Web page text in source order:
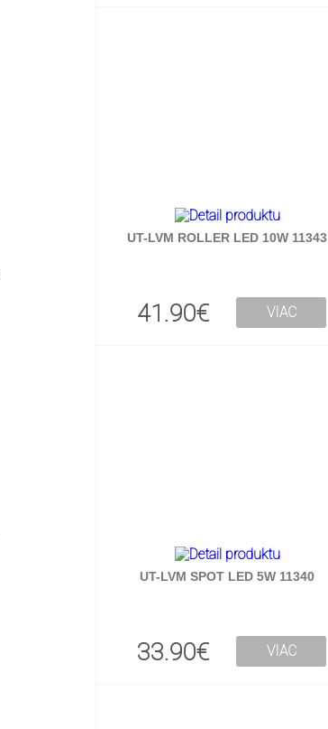
UT-LVM ROLLER LED 10W 11343
41.90€ VIAC
UT-LVM SPOT LED 5W 11340
33.90€ VIAC